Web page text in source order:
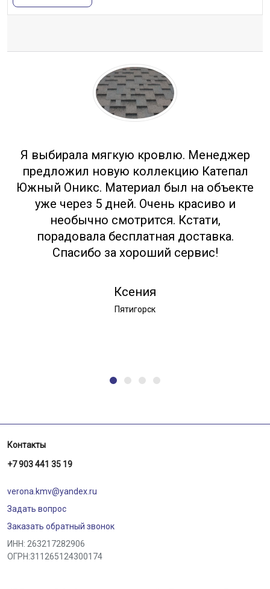
Я выбирала мягкую кровлю. Менеджер
предложил новую коллекцию Катепал
Южный Оникс. Материал был на объекте
уже через 5 дней. Очень красиво и
необычно смотрится. Кстати,
порадовала бесплатная доставка.
Спасибо за хороший сервис!
Ксения
Пятигорск
Контакты
+7 903 441 35 19
verona.kmv@yandex.ru
Задать вопрос
Заказать обратный звонок
ИНН: 263217282906
ОГРН:311265124300174